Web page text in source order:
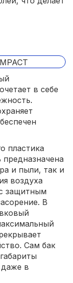
в себе
пластика
и пыли, так и
воздуха
защитным
В
Сам бак
даже в